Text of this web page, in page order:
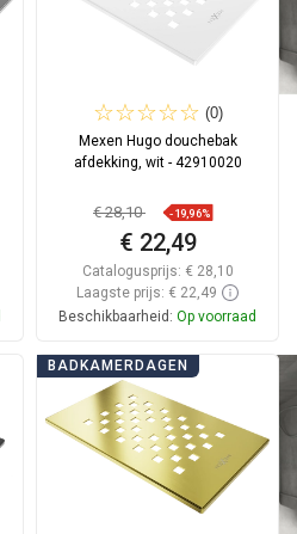
(0)
Mexen Hugo douchebak
afdekking, wit - 42910020
€ 28,10 -19,96%
€ 22,49
Catalogusprijs: € 28,10
Laagste prijs: € 22,49
Beschikbaarheid: Op voorraad
In winkelwagen
favorite_border Favoriet
Vergelijk
BADKAMERDAGEN